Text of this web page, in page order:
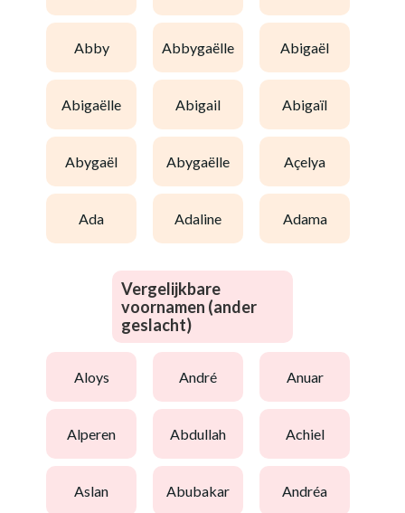
abby abbygaëlle abigaël
abigaëlle abigail abigaïl
abygaël abygaëlle açelya
ada adaline adama
Vergelijkbare
voornamen (ander
geslacht)
aloys andré anuar
alperen abdullah achiel
aslan abubakar andréa